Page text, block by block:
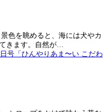
色を眺めると、海には犬やカ
きます。自然が…